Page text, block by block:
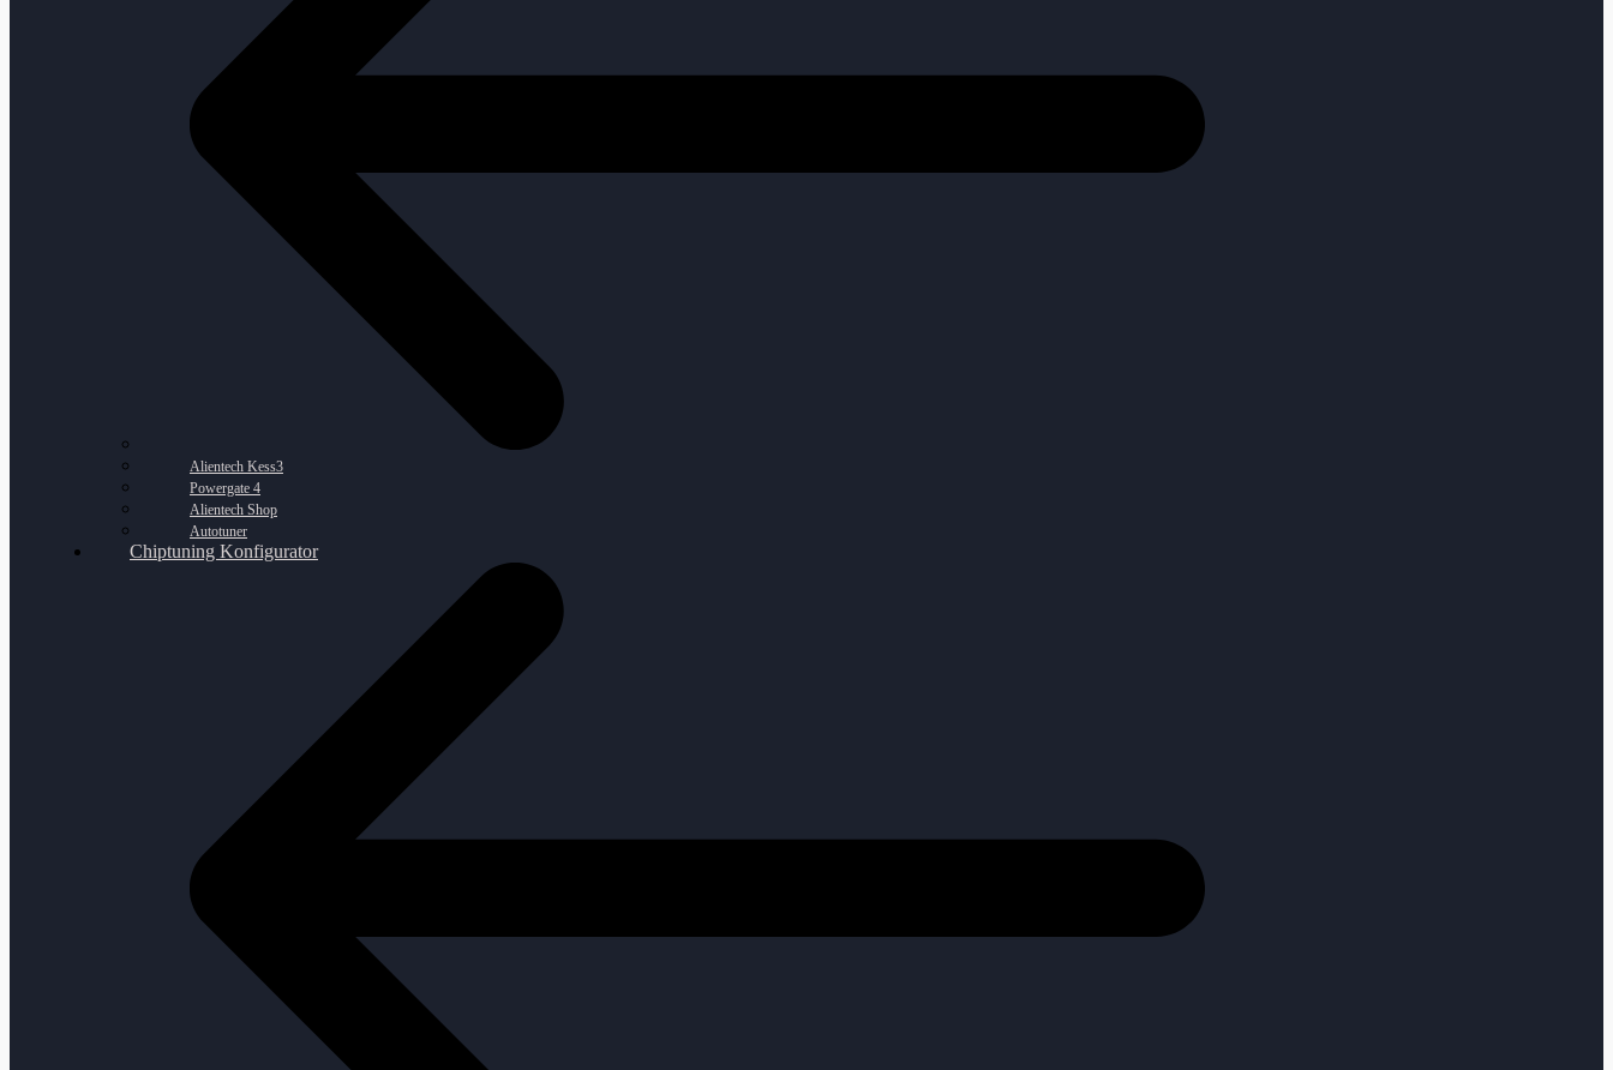
Alientech Kess3
Powergate 4
Alientech Shop
Autotuner
Chiptuning Konfigurator